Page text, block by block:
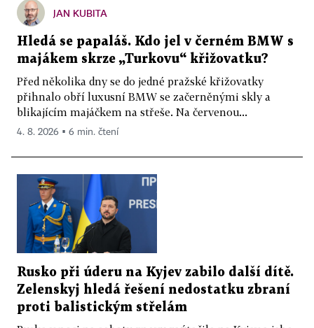
JAN KUBITA
Hledá se papaláš. Kdo jel v černém BMW s
majákem skrze „Turkovu“ křižovatku?
Před několika dny se do jedné pražské křižovatky
přihnalo obří luxusní BMW se začerněnými skly a
blikajícím majáčkem na střeše. Na červenou...
4. 8. 2026 ▪ 6 min. čtení
Rusko při úderu na Kyjev zabilo další dítě.
Zelenskyj hledá řešení nedostatku zbraní
proti balistickým střelám